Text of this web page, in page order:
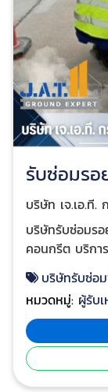
รับซ่อมร
บริษัท เจ.เอ.ที.
บริษัทรับซ่อมรอยร้า
คอนกรีต บริกา
Injection ราคา
ถูก ซ่อมรอยร้าวพื้
คอนกรีตเกิดจากสาเหตุอะ
คอนกรีต การทรุดหรือจมตัวของวัสดุผสมหยาบในเนื้อคอนกรีต
การหดตัวของคอนกรีตใน
คอนกรีต บริการซ่อมพื้นคอนกรีต Epoxy ช่วยประเมินสาเหตุ และ
แก้ไข้ตรงจุด ติด
บริษัทรับซ่อ
หมวดหมู่: ผู้รับ